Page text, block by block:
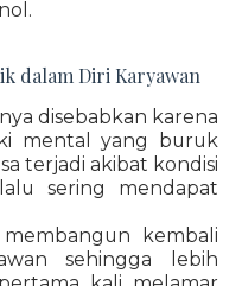
dalam Diri Karyawan
disebabkan karena
mental yang buruk
terjadi akibat kondisi
sering mendapat
kembali
sehingga lebih